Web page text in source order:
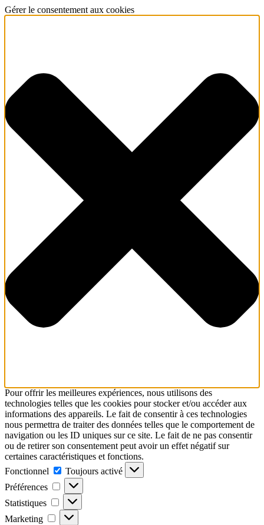
Gérer le consentement aux cookies
Pour offrir les meilleures expériences, nous utilisons des
technologies telles que les cookies pour stocker et/ou accéder aux
informations des appareils. Le fait de consentir à ces technologies
nous permettra de traiter des données telles que le comportement de
navigation ou les ID uniques sur ce site. Le fait de ne pas consentir
ou de retirer son consentement peut avoir un effet négatif sur
certaines caractéristiques et fonctions.
Fonctionnel
Fonctionnel
Toujours activé
Préférences
Préférences
Statistiques Statistiques
Marketing Marketing